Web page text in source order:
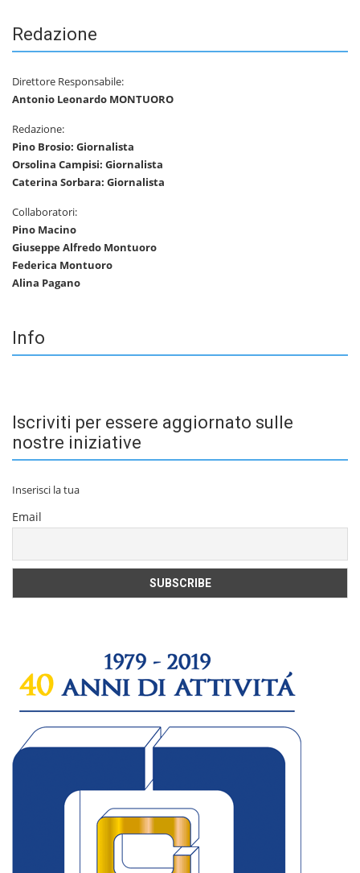
Redazione
Direttore Responsabile:
Antonio Leonardo MONTUORO
Redazione:
Pino Brosio: Giornalista
Orsolina Campisi: Giornalista
Caterina Sorbara: Giornalista
Collaboratori:
Pino Macino
Giuseppe Alfredo Montuoro
Federica Montuoro
Alina Pagano
Info
Iscriviti per essere aggiornato sulle
nostre iniziative
Inserisci la tua
Email